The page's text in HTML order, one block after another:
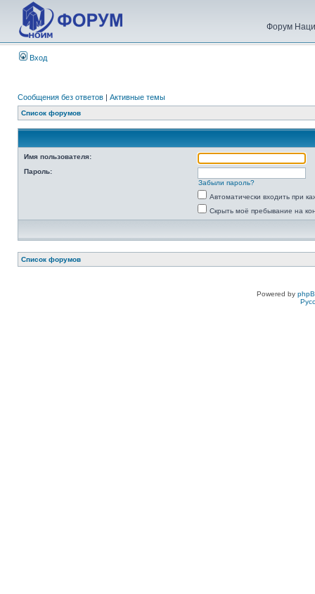
Форум
Вход
Сообщения без ответов | Активные темы
Список форумов
Имя пользователя:
Пароль:
Забыли пароль?
Автоматически входить при
Скрыть моё пребывание на
Список форумов
Powered by